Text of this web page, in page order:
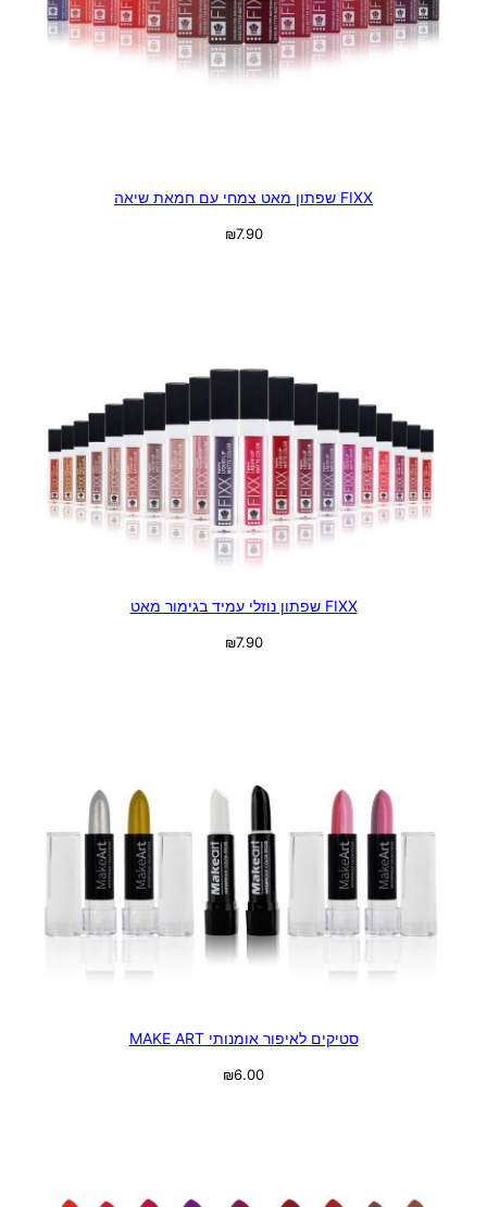
FIXX שפתון מאט צמחי עם חמאת שיאה
₪7.90
FIXX שפתון נוזלי עמיד בגימור מאט
₪7.90
סטיקים לאיפור אומנותי MAKE ART
₪6.00